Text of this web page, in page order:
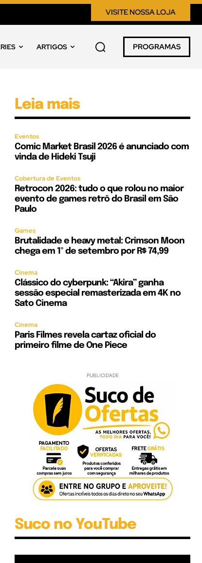
VISITE NOSSA LOJA
ARTIGOS PROGRAMAS
Leia mais
Eventos
Comic Market Brasil 2026 é anunciado com
vinda de Hideki Tsuji
Cobertura de Eventos
Retrocon 2026: tudo o que rolou no maior
evento de games retrô do Brasil em São
Paulo
Games
Brutalidade e heavy metal: Crimson Moon
chega em 1º de setembro por R$ 74,99
Cinema
Clássico do cyberpunk: “Akira” ganha
sessão especial remasterizada em 4K no
Sato Cinema
Cinema
Paris Filmes revela cartaz oficial do
primeiro filme de One Piece
PUBLICIDADE
Suco no YouTube